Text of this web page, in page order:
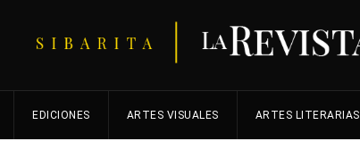
EDICIONES ARTES VISUALES ARTES LITERARIAS